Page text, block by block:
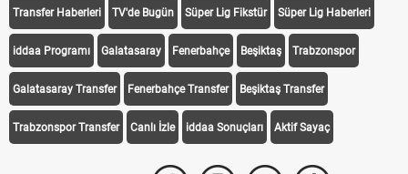
Transfer Haberleri TV'de Bugün Süper Lig Fikstür Süper Lig Haberleri
iddaa Programı Galatasaray Fenerbahçe Beşiktaş Trabzonspor
Galatasaray Transfer Fenerbahçe Transfer Beşiktaş Transfer
Trabzonspor Transfer Canlı İzle iddaa Sonuçları Aktif Sayaç